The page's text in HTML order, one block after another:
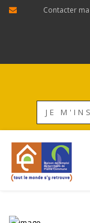
Contacter ma
JE